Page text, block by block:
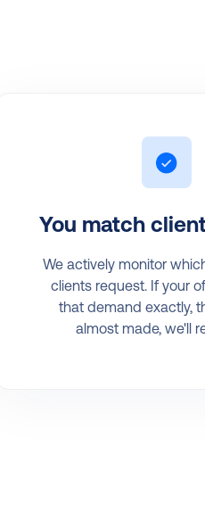
You match
We actively monitor
clients request. If your
that demand exactly,
almost made, we'll